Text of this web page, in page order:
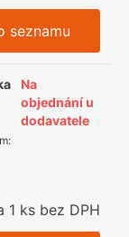
seznamu
:
Na
objednání u
dodavatele
1 ks bez DPH